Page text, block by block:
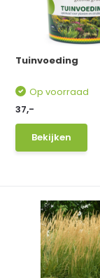
Tuinvoeding
Op voorraad
37,-
Bekijken